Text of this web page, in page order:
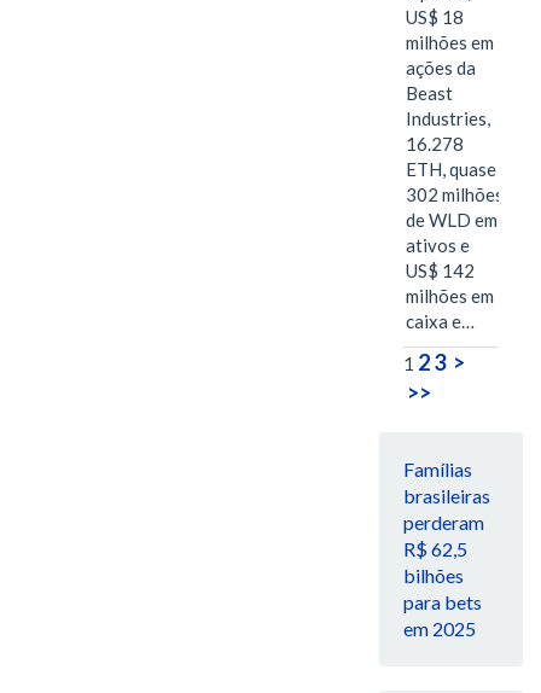
US$ 18
milhões em
ações da
Beast
Industries,
16.278
ETH, quase
302 milhões
de WLD em
ativos e
US$ 142
milhões em
caixa e…
1 23 >
>>
Famílias
brasileiras
perderam
R$ 62,5
bilhões
para bets
em 2025